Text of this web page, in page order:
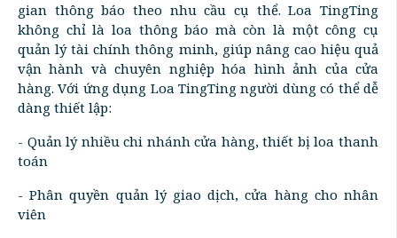
gian thông báo theo nhu cầu cụ thể. Loa TingTing
không chỉ là loa thông báo mà còn là một công cụ
quản lý tài chính thông minh, giúp nâng cao hiệu quả
vận hành và chuyên nghiệp hóa hình ảnh của cửa
hàng. Với ứng dụng Loa TingTing người dùng có thể dễ
dàng thiết lập:
- Quản lý nhiều chi nhánh cửa hàng, thiết bị loa thanh
toán
- Phân quyền quản lý giao dịch, cửa hàng cho nhân
viên